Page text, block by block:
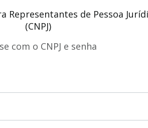
Representantes de Pessoa
(CNPJ)
com o CNPJ e senha